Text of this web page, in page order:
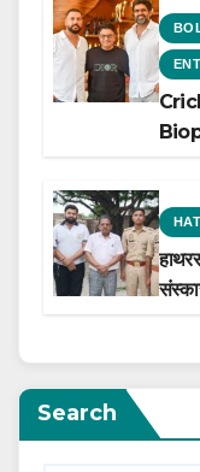
Search